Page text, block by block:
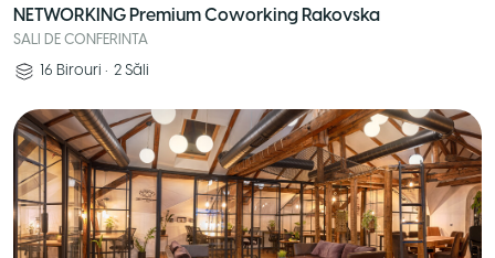
NETWORKING Premium Coworking Rakovska
SALI DE CONFERINTA
16 Birouri • 2 Săli